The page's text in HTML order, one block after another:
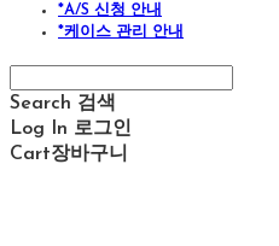
*A/S 신청 안내
*케이스 관리 안내
Search 검색
Log In 로그인
Cart장바구니